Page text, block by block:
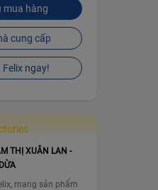
mua hàng
cung cấp
ngay!
THỊ XUÂN LAN -
mang sản phẩm